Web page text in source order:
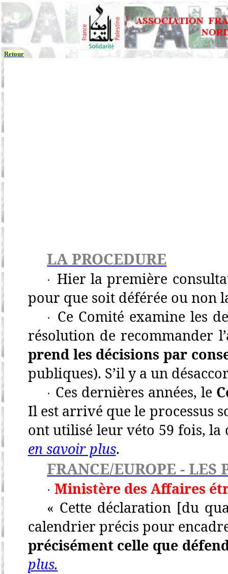
Retour
LA PROCEDURE
·
Hier la première
pour que soit déférée ou non
·
Ce Comité examine les
résolution de recommander
prend les décisions par
publiques). S’il y a un
· Ces dernières années, le
Il est arrivé que le processus
ont utilisé leur véto 59 fois, la
en savoir plus.
FRANCE/EUROPE -
· Ministère des Affaires
« Cette déclaration [du
calendrier précis pour
précisément celle que
plus.